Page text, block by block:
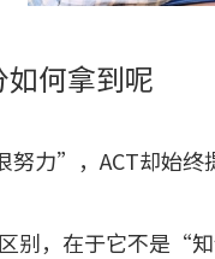
如何拿到呢
努力”，ACT却始终
别，在于它不是